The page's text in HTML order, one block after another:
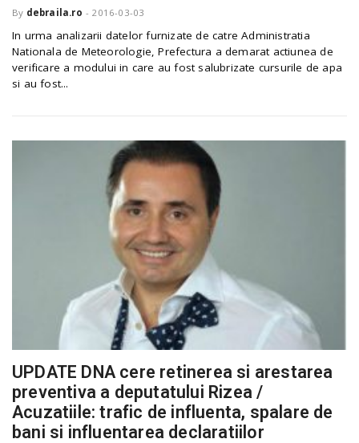
By debraila.ro - 2016-03-03
In urma analizarii datelor furnizate de catre Administratia
Nationala de Meteorologie, Prefectura a demarat actiunea de
verificare a modului in care au fost salubrizate cursurile de apa
si au fost...
UPDATE DNA cere retinerea si arestarea
preventiva a deputatului Rizea /
Acuzatiile: trafic de influenta, spalare de
bani si influentarea declaratiilor